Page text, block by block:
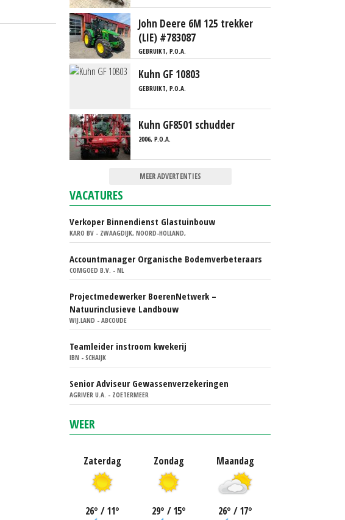
John Deere 6M 125 trekker
(LIE) #783087
GEBRUIKT, P.O.A.
Kuhn GF 10803
GEBRUIKT, P.O.A.
Kuhn GF8501 schudder
2006, P.O.A.
MEER ADVERTENTIES
VACATURES
Verkoper Binnendienst Glastuinbouw
KARO BV - ZWAAGDIJK, NOORD-HOLLAND,
Accountmanager Organische Bodemverbeteraars
COMGOED B.V. - NL
Projectmedewerker BoerenNetwerk –
Natuurinclusieve Landbouw
WIJ.LAND - ABCOUDE
Teamleider instroom kwekerij
IBN - SCHAIJK
Senior Adviseur Gewassenverzekeringen
AGRIVER U.A. - ZOETERMEER
WEER
Zaterdag
26° / 11°
Zondag
29° / 15°
Maandag
26° / 17°